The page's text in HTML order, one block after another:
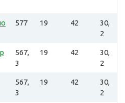
577 19 42
30,
2
567,
3
19 42
30,
2
567,
3
19 42
30,
2